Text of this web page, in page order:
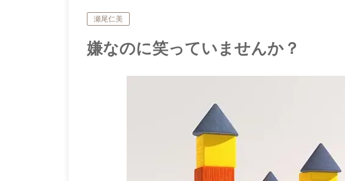
瀬尾仁美
嫌なのに笑っていませんか？